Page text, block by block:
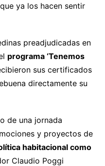
ya los hacen sentir
preadjudicadas en
programa ‘Tenemos
sus certificados
directamente su
de una jornada
y proyectos de
habitacional como
Claudio Poggi